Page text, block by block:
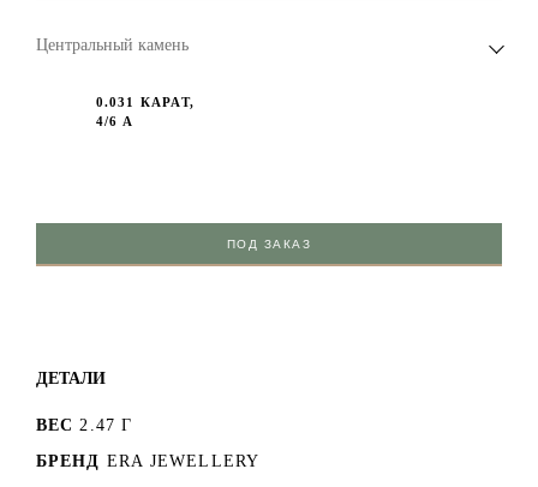
Центральный камень
0.031 КАРАТ,
4/6 А
ПОД ЗАКАЗ
ДЕТАЛИ
ВЕС 2.47 Г
БРЕНД ERA JEWELLERY